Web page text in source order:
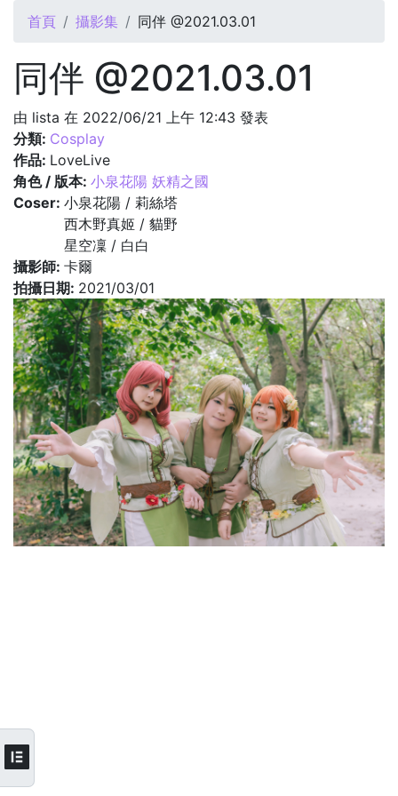
您在這裡
首頁 攝影集 同伴 @2021.03.01
同伴 @2021.03.01
由 lista 在 2022/06/21 上午 12:43 發表
分類: Cosplay
作品: LoveLive
角色 / 版本: 小泉花陽 妖精之國
Coser: 小泉花陽 / 莉絲塔
西木野真姬 / 貓野
星空凜 / 白白
攝影師: 卡爾
拍攝日期: 2021/03/01